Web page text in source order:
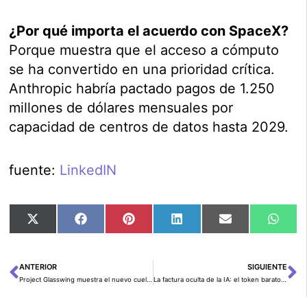
¿Por qué importa el acuerdo con SpaceX?
Porque muestra que el acceso a cómputo
se ha convertido en una prioridad crítica.
Anthropic habría pactado pagos de 1.250
millones de dólares mensuales por
capacidad de centros de datos hasta 2029.
fuente: LinkedIN
Compartir
en
X
Compartir
en
FacebookCompartir
en
PinterestCompartir
en
LinkedInCompartir
en
Email
en
Ant
ANTERIOR SIGUIENTE